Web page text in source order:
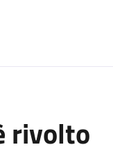
rivolto